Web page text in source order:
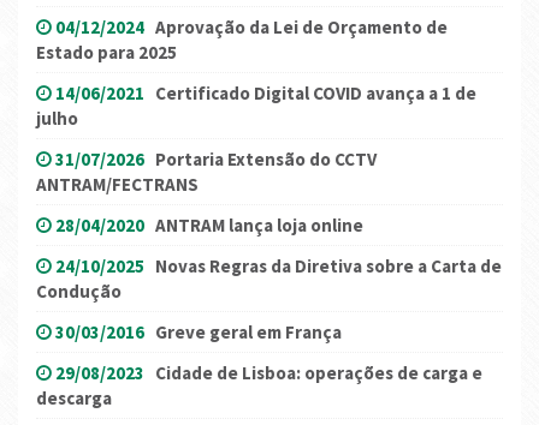
04/12/2024 Aprovação da Lei de Orçamento de
Estado para 2025
14/06/2021 Certificado Digital COVID avança a 1 de
julho
31/07/2026 Portaria Extensão do CCTV
ANTRAM/FECTRANS
28/04/2020 ANTRAM lança loja online
24/10/2025 Novas Regras da Diretiva sobre a Carta de
Condução
30/03/2016 Greve geral em França
29/08/2023 Cidade de Lisboa: operações de carga e
descarga